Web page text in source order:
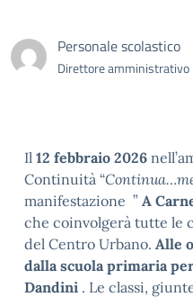
Personale scolastico
Direttore amministrativo
Il 12 febbraio 2026
Continuità “
manifestazione ” A
che coinvolgerà tutte le
del Centro Urbano. Alle
dalla scuola primaria
Dandini . Le classi,